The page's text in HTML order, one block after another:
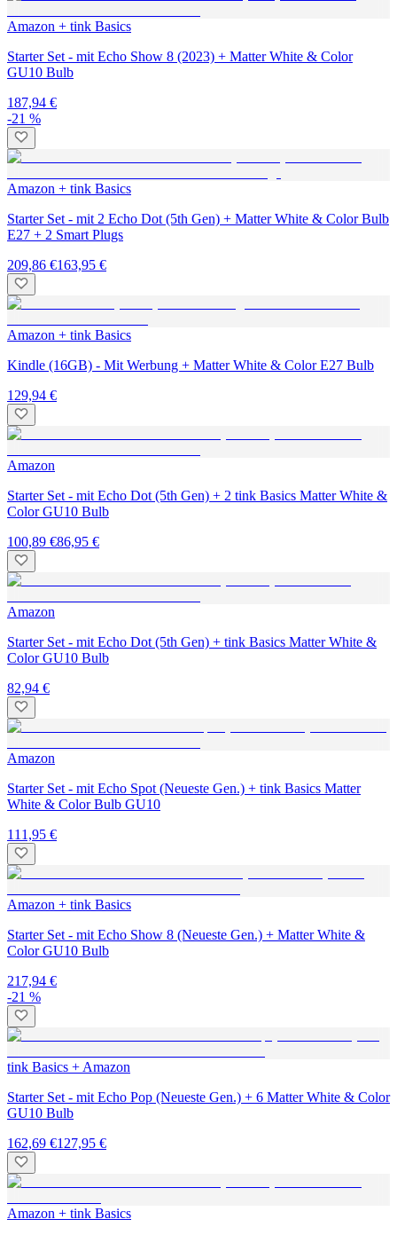
Amazon + tink Basics
Starter Set - mit Echo Show 8 (2023) + Matter White & Color
GU10 Bulb
187,94 €
-21 %
Amazon + tink Basics
Starter Set - mit 2 Echo Dot (5th Gen) + Matter White & Color Bulb
E27 + 2 Smart Plugs
209,86 €163,95 €
Amazon + tink Basics
Kindle (16GB) - Mit Werbung + Matter White & Color E27 Bulb
129,94 €
Amazon
Starter Set - mit Echo Dot (5th Gen) + 2 tink Basics Matter White &
Color GU10 Bulb
100,89 €86,95 €
Amazon
Starter Set - mit Echo Dot (5th Gen) + tink Basics Matter White &
Color GU10 Bulb
82,94 €
Amazon
Starter Set - mit Echo Spot (Neueste Gen.) + tink Basics Matter
White & Color Bulb GU10
111,95 €
Amazon + tink Basics
Starter Set - mit Echo Show 8 (Neueste Gen.) + Matter White &
Color GU10 Bulb
217,94 €
-21 %
tink Basics + Amazon
Starter Set - mit Echo Pop (Neueste Gen.) + 6 Matter White & Color
GU10 Bulb
162,69 €127,95 €
Amazon + tink Basics